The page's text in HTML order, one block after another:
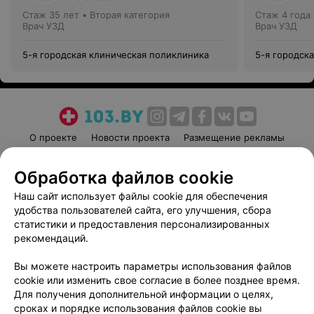
Стаж 35 лет • Вторая категория
Врач УЗД
5-я городская клиническая поликлиника
Стаж 4 года
Врач УЗД
5-я
О проекте Новости проекта
Размещение рекламы
Пользовательское соглашение
Способы оплаты
Вакансии
Партнеры
Написать руководителю 103.by
Обработка персональных данных
Обработка файлов cookie
Наш сайт использует файлы cookie для обеспечения
удобства пользователей сайта, его улучшения, сбора
статистики и предоставления персонализированных
рекомендаций.
Вы можете настроить параметры использования файлов
cookie или изменить свое согласие в более позднее время.
Для получения дополнительной информации о целях,
сроках и порядке использования файлов cookie вы